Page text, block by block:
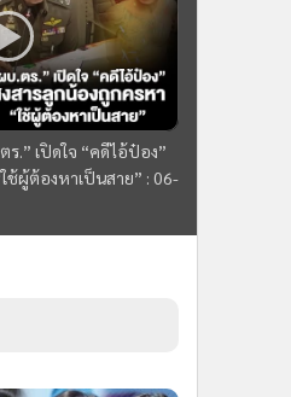
.” เปิดใจ “คดีไอ้ป๋อง”
ช้ผู้ต้องหาเป็นสาย” : 06-